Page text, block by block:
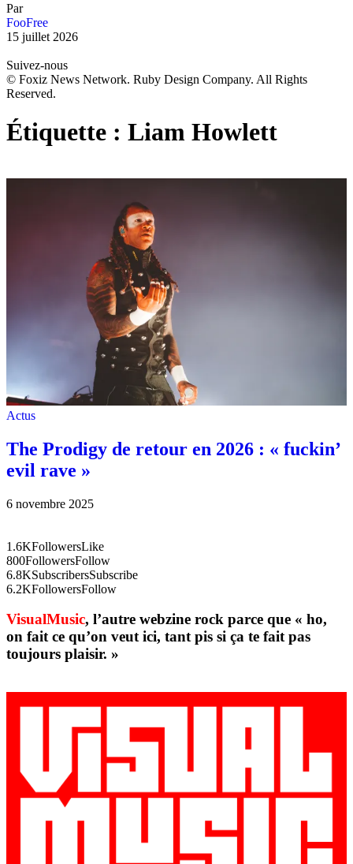
Par
FooFree
15 juillet 2026
Suivez-nous
© Foxiz News Network. Ruby Design Company. All Rights
Reserved.
Étiquette : Liam Howlett
Actus
The Prodigy de retour en 2026 : « fuckin’
evil rave »
6 novembre 2025
1.6KFollowersLike
800FollowersFollow
6.8KSubscribersSubscribe
6.2KFollowersFollow
VisualMusic, l’autre webzine rock parce que « ho,
on fait ce qu’on veut ici, tant pis si ça te fait pas
toujours plaisir. »